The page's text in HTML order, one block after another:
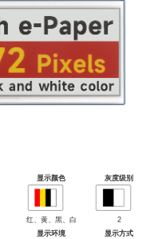
显示颜色
红、黄、黑、白
灰度级别
2
显示环境 显示方式